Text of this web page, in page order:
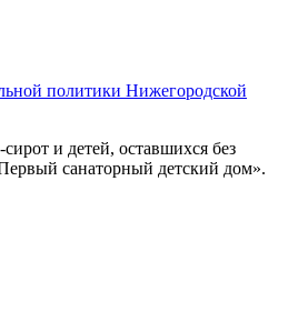
и детей, оставшихся без
санаторный детский дом».